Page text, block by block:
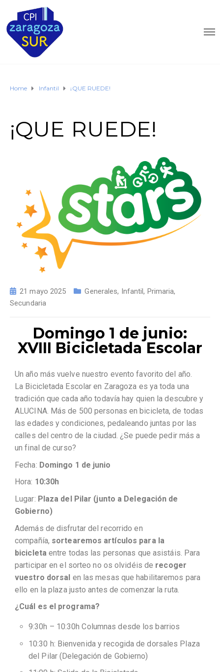
Home Infantil ¡QUE RUEDE!
¡QUE RUEDE!
21 mayo 2025 Generales, Infantil, Primaria,
Secundaria
Domingo 1 de junio:
XVIII Bicicletada Escolar
Un año más vuelve nuestro evento favorito del año.
La Bicicletada Escolar en Zaragoza es ya toda una
tradición que cada año todavía hay quien la descubre y
ALUCINA. Más de 500 personas en bicicleta, de todas
las edades y condiciones, pedaleando juntas por las
calles del centro de la ciudad. ¿Se puede pedir más a
un final de curso?
Fecha: Domingo 1 de junio
Hora: 10:30h
Lugar: Plaza del Pilar (junto a Delegación de
Gobierno)
Además de disfrutar del recorrido en
compañía, sortearemos artículos para la
bicicleta entre todas las personas que asistáis. Para
participar en el sorteo no os olvidéis de recoger
vuestro dorsal en las mesas que habilitaremos para
ello en la plaza justo antes de comenzar la ruta.
¿Cuál es el programa?
9:30h – 10:30h Columnas desde los barrios
10:30 h: Bienvenida y recogida de dorsales Plaza
del Pilar (Delegación de Gobierno)